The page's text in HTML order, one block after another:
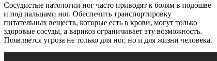
Сосудистые патологии ног часто приводят к болям в подошве
и под пальцами ног. Обеспечить транспортировку
питательных веществ, которые есть в крови, могут только
здоровые сосуды, а варикоз ограничивает эту возможность.
Появляется угроза не только для ног, но и для жизни человека.